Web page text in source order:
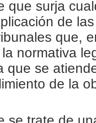
que surja
de
que,
normativa
que se
de la